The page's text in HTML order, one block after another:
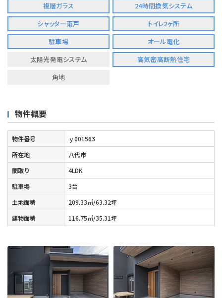
複層ガラス
24時間換気システム
シャッター雨戸
トイレ2ヶ所
駐車場
オール電化
太陽光発電システム
高気密高断熱住宅
角地
物件概要
物件番号
ｙ001563
所在地
八代市
間取り
4LDK
駐車場
3台
土地面積
209.33㎡/63.32坪
建物面積
116.75㎡/35.31坪